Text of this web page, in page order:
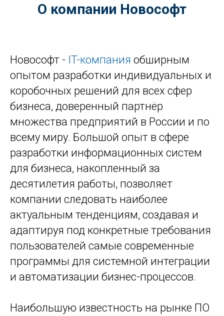
О компании Новософт
Новософт - IT-компания обширным
опытом разработки индивидуальных и
коробочных решений для всех сфер
бизнеса, доверенный партнёр
множества предприятий в России и по
всему миру. Большой опыт в сфере
разработки информационных систем
для бизнеса, накопленный за
десятилетия работы, позволяет
компании следовать наиболее
актуальным тенденциям, создавая и
адаптируя под конкретные требования
пользователей самые современные
программы для системной интеграции
и автоматизации бизнес-процессов.
Наибольшую известность на рынке ПО